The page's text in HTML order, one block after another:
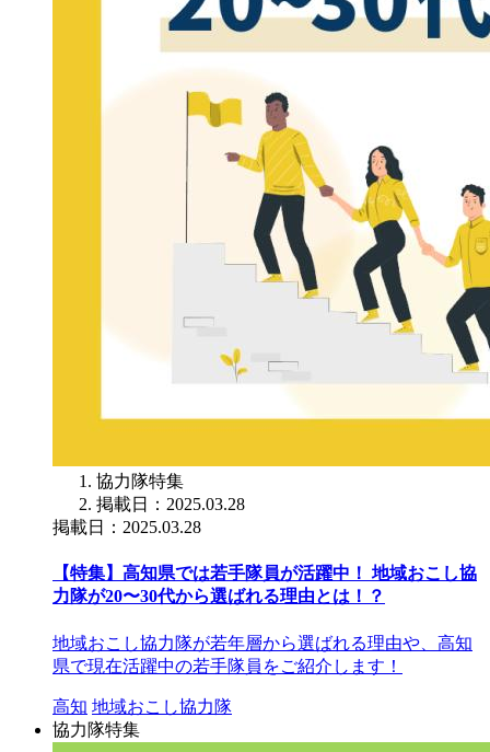
協力隊特集
掲載日：2025.03.28
掲載日：2025.03.28
【特集】高知県では若手隊員が活躍中！ 地域おこし協
力隊が20〜30代から選ばれる理由とは！？
地域おこし協力隊が若年層から選ばれる理由や、高知
県で現在活躍中の若手隊員をご紹介します！
高知 地域おこし協力隊
協力隊特集